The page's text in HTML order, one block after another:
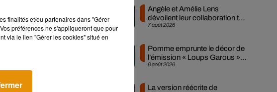
un réel
places de
Le
bien d’autres.
piétons, aux
7 août 2026
Angèle et Amélie Lens
dévoilent leur collaboration tant
attendue
6 août 2026
Pomme emprunte le décor de
l’émission « Loups Garous »
pour son...
La version réécrite de
finalités et/ou partenaires dans "Gérer
préférences ne s'appliqueront que pour
via le lien "Gérer les cookies" situé en